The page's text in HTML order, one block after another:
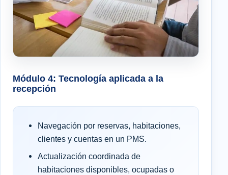
Módulo 4: Tecnología aplicada a la
recepción
Navegación por reservas, habitaciones,
clientes y cuentas en un PMS.
Actualización coordinada de
habitaciones disponibles, ocupadas o